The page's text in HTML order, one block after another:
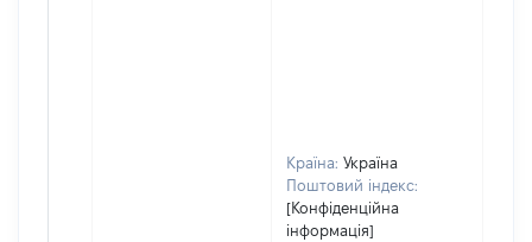
Країна: Україна
Поштовий індекс:
[Конфіденційна
інформація]